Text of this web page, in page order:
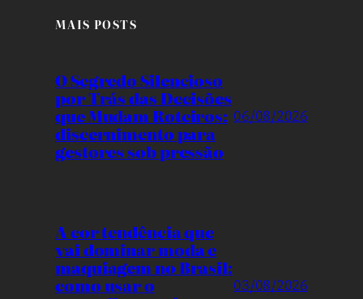
MAIS POSTS
O Segredo Silencioso
por Trás das Decisões
que Mudam Roteiros:
discernimento para
gestores sob pressão
06/08/2026
A cor tendência que
vai dominar moda e
maquiagem no Brasil:
como usar o 03/08/2026